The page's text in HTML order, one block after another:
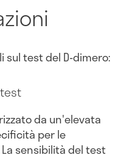
sul test del D-dimero:
da un'elevata
per le
sensibilità del test